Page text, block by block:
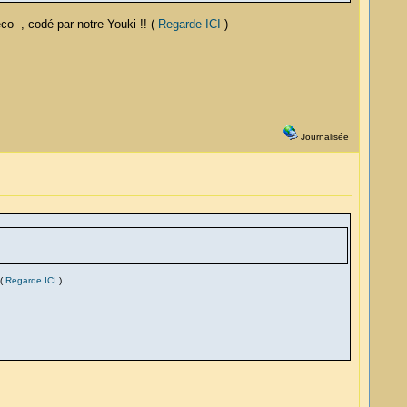
, codé par notre Youki !! ( Regarde ICI )
Journalisée
Regarde ICI )